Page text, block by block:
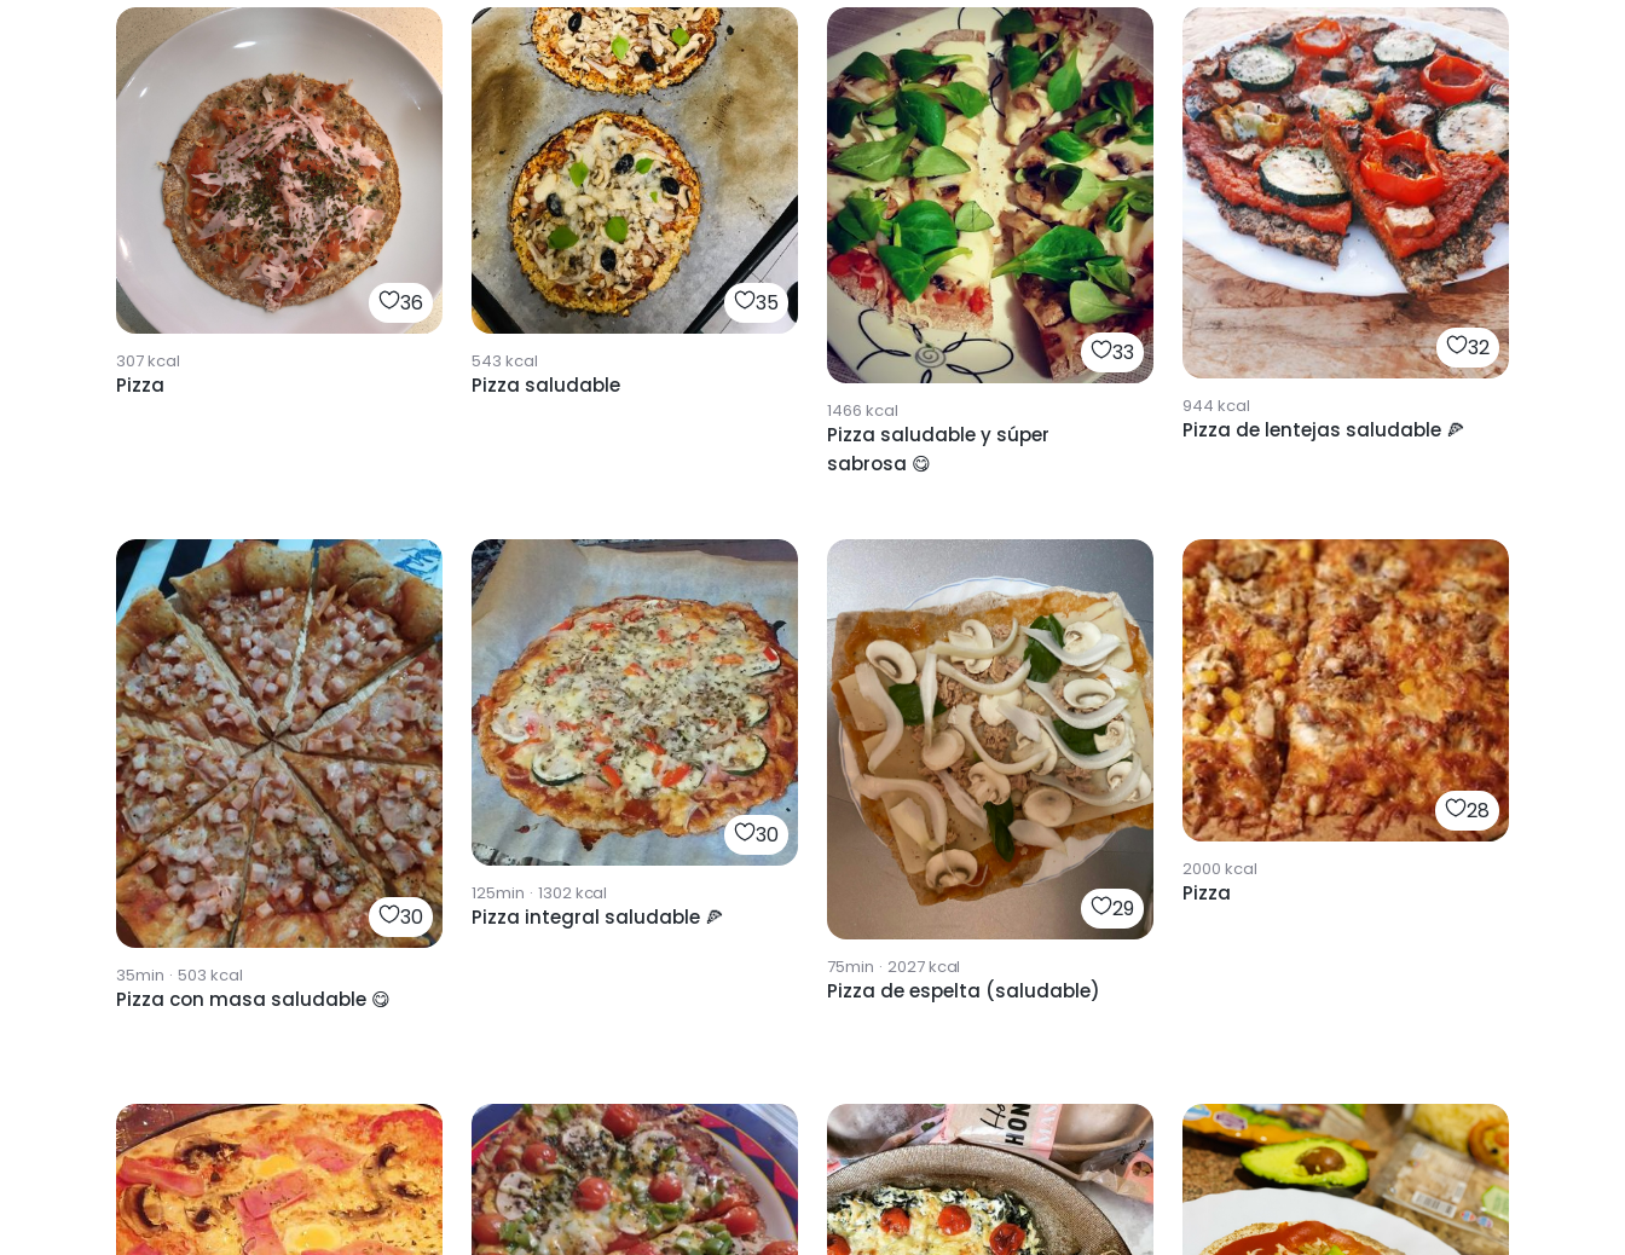
36
307kcal
Pizza
35
543 kcal
Pizza saludable
33
1466 kcal
Pizza saludable y súper
sabrosa 😋
32
944 kcal
Pizza de lentejas saludable 🍕
30
35min · 503 kcal
Pizza con masa saludable 😋
30
125min · 1302kcal
Pizza integral saludable 🍕 29
75min · 2027kcal
Pizza de espelta (saludable)
28
2000 kcal
Pizza